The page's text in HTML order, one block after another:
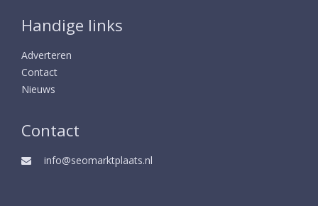
Handige links
Adverteren
Contact
Nieuws
Contact
info@seomarktplaats.nl